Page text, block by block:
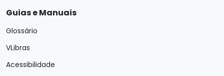
Guias e Manuais
Glossário
VLibras
Acessibilidade